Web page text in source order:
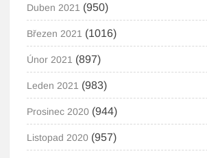
Duben 2021 (950)
Březen 2021 (1016)
Únor 2021 (897)
Leden 2021 (983)
Prosinec 2020 (944)
Listopad 2020 (957)